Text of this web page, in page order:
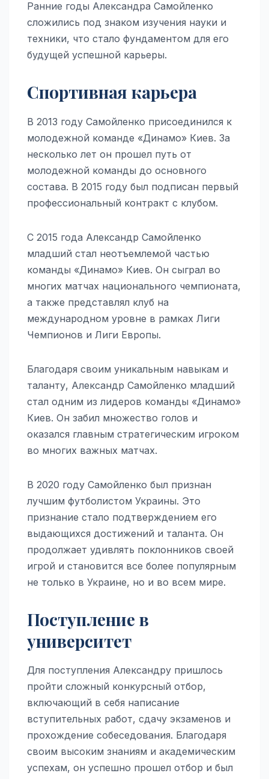
Ранние годы Александра Самойленко
сложились под знаком изучения науки и
техники, что стало фундаментом для его
будущей успешной карьеры.
Спортивная карьера
В 2013 году Самойленко присоединился к
молодежной команде «Динамо» Киев. За
несколько лет он прошел путь от
молодежной команды до основного
состава. В 2015 году был подписан первый
профессиональный контракт с клубом.
С 2015 года Александр Самойленко
младший стал неотъемлемой частью
команды «Динамо» Киев. Он сыграл во
многих матчах национального чемпионата,
а также представлял клуб на
международном уровне в рамках Лиги
Чемпионов и Лиги Европы.
Благодаря своим уникальным навыкам и
таланту, Александр Самойленко младший
стал одним из лидеров команды «Динамо»
Киев. Он забил множество голов и
оказался главным стратегическим игроком
во многих важных матчах.
В 2020 году Самойленко был признан
лучшим футболистом Украины. Это
признание стало подтверждением его
выдающихся достижений и таланта. Он
продолжает удивлять поклонников своей
игрой и становится все более популярным
не только в Украине, но и во всем мире.
Поступление в
университет
Для поступления Александру пришлось
пройти сложный конкурсный отбор,
включающий в себя написание
вступительных работ, сдачу экзаменов и
прохождение собеседования. Благодаря
своим высоким знаниям и академическим
успехам, он успешно прошел отбор и был